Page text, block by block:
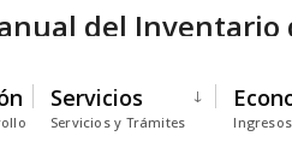
Servicios
Servicios y Trámites
del Inventario